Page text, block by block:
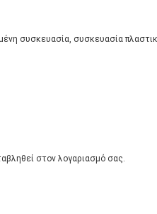
συσκευασία, συσκευασία
στον λογαριασμό σας.